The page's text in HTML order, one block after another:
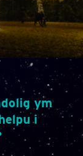
ym
i